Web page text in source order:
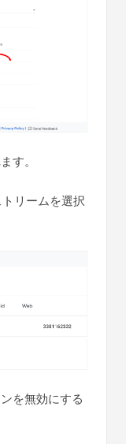
す。
リームを選択
を無効にする